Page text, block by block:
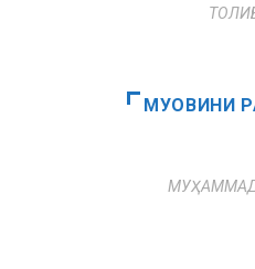
МУОВИНИ